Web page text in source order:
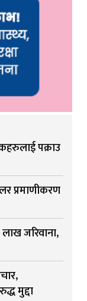
पक्राउ
प्रमाणीकरण
जरिवाना,
मुद्दा